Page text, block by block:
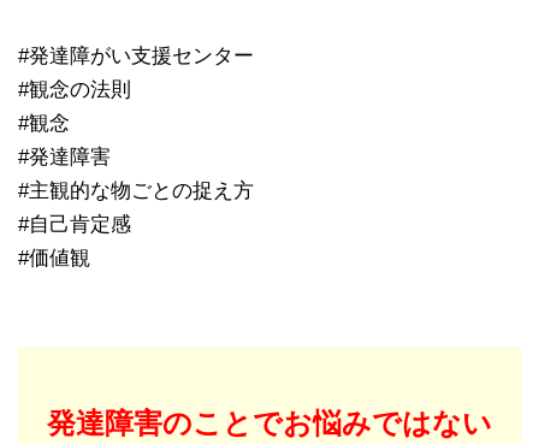
#発達障がい支援センター
#観念の法則
#観念
#発達障害
#主観的な物ごとの捉え方
#自己肯定感
#価値観
発達障害のことでお悩みではない